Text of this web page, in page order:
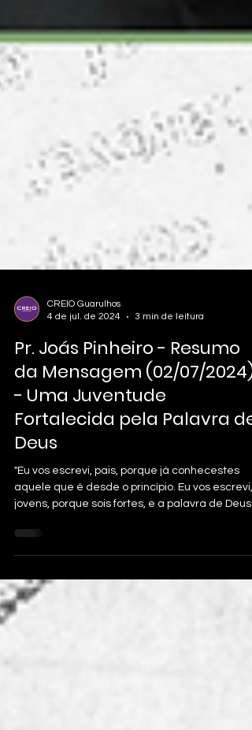
4 de jul. de 2024
3 min de leitura
Pr. Joás Pinheiro - Resumo
da Mensagem (02/07/2024)
- Uma Juventude
Fortalecida pela Palavra de
Deus
"Eu vos escrevi, pais, porque já conhecestes
aquele que é desde o princípio. Eu vos escrevi,
jovens, porque sois fortes, e a palavra de Deus